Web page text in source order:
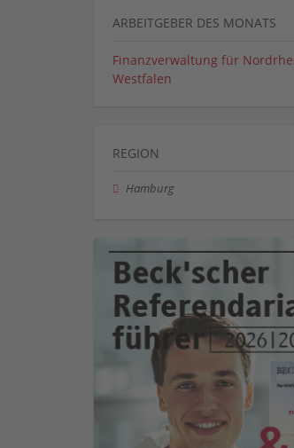
ARBEITGEBER DES MONATS
Finanzverwaltung für
Westfalen
REGION
Hamburg